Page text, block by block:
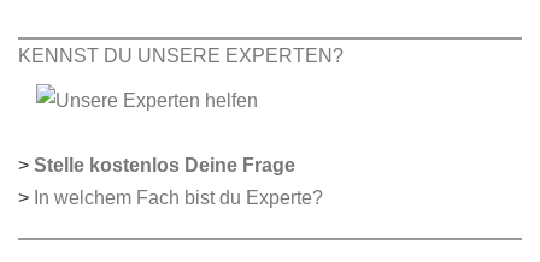
KENNST DU UNSERE EXPERTEN?
> Stelle kostenlos Deine Frage
> In welchem Fach bist du Experte?